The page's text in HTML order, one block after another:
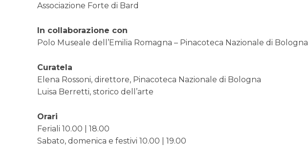
Associazione Forte di Bard
In collaborazione con
Polo Museale dell’Emilia Romagna – Pinacoteca Nazionale di Bologna
Curatela
Elena Rossoni, direttore, Pinacoteca Nazionale di Bologna
Luisa Berretti, storico dell’arte
Orari
Feriali 10.00 | 18.00
Sabato, domenica e festivi 10.00 | 19.00